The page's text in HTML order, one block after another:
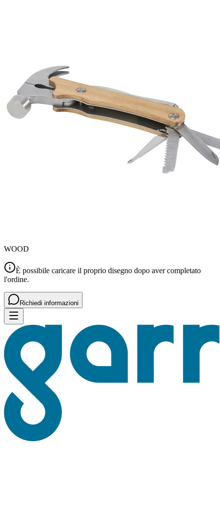
WOOD
È possibile caricare il proprio disegno dopo aver completato
l'ordine.
Richiedi informazioni